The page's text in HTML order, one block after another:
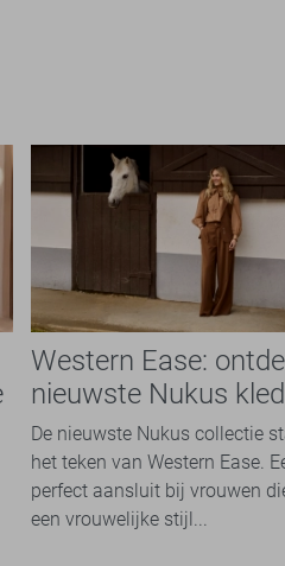
Western Ease:
nieuwste Nukus
het najaar 2026
De nieuwste Nukus collectie
het teken van Western Ease.
perfect aansluit bij vrouwen
een vrouwelijke stijl...